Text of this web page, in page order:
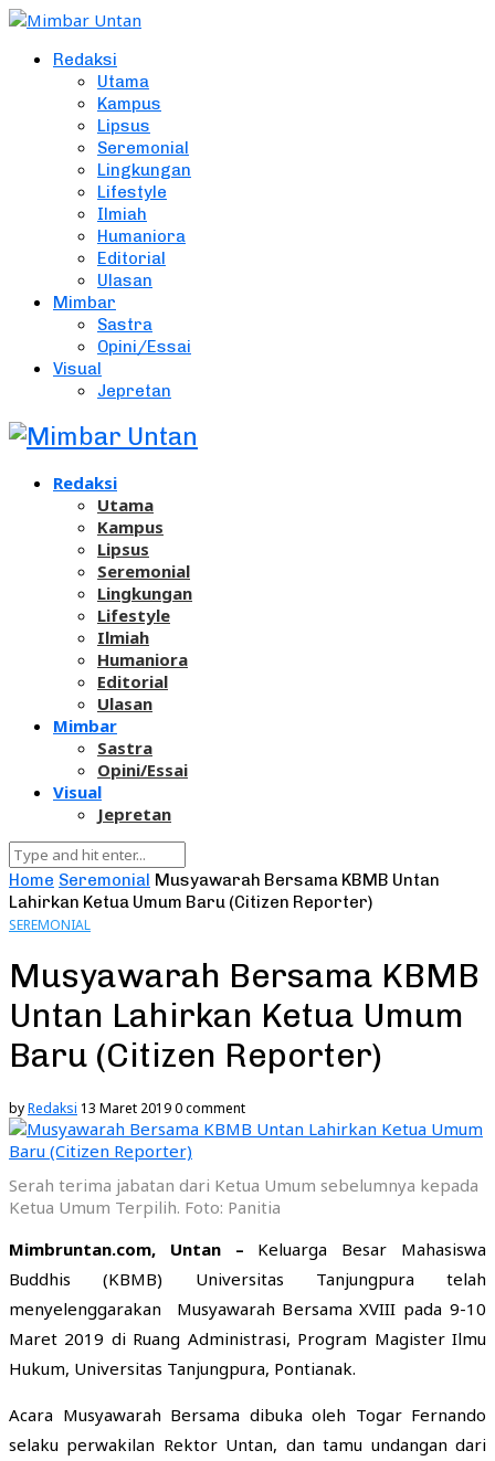
Redaksi
Utama
Kampus
Lipsus
Seremonial
Lingkungan
Lifestyle
Ilmiah
Humaniora
Editorial
Ulasan
Mimbar
Sastra
Opini/Essai
Visual
Jepretan
Redaksi
Utama
Kampus
Lipsus
Seremonial
Lingkungan
Lifestyle
Ilmiah
Humaniora
Editorial
Ulasan
Mimbar
Sastra
Opini/Essai
Visual
Jepretan
Home Seremonial Musyawarah Bersama KBMB Untan
Lahirkan Ketua Umum Baru (Citizen Reporter)
SEREMONIAL
Musyawarah Bersama KBMB
Untan Lahirkan Ketua Umum
Baru (Citizen Reporter)
byRedaksi 13 Maret 20190 comment
Serah terima jabatan dari Ketua Umum sebelumnya kepada
Ketua Umum Terpilih. Foto: Panitia
Mimbruntan.com, Untan – Keluarga Besar Mahasiswa
Buddhis (KBMB) Universitas Tanjungpura telah
menyelenggarakan Musyawarah Bersama XVIII pada 9-10
Maret 2019 di Ruang Administrasi, Program Magister Ilmu
Hukum, Universitas Tanjungpura, Pontianak.
Acara Musyawarah Bersama dibuka oleh Togar Fernando
selaku perwakilan Rektor Untan, dan tamu undangan dari